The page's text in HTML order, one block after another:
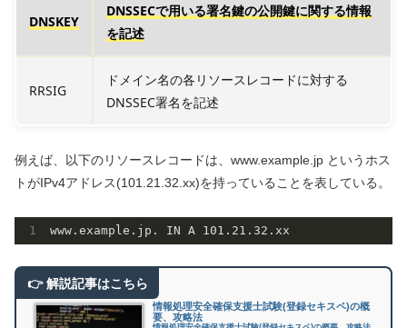
DNSKEY
DNSSECで用いる署名鍵の公開鍵に関する情報
を記述
RRSIG
ドメイン名の各リソースレコードに対する
DNSSEC署名を記述
例えば、以下のリソースレコードは、www.example.jp というホス
トがIPv4アドレス(101.21.32.xx)を持っていることを表している。
www .example .jp . IN A 101.21 . 32 .xx
情報処理安全確保支援士試験(登録セキスペ)の概
要、攻略法